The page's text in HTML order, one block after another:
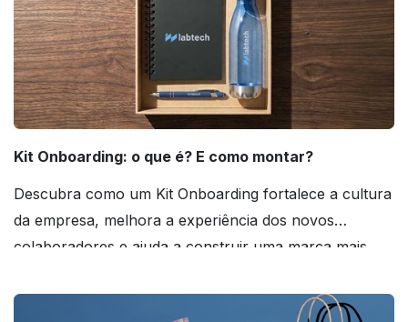
Kit Onboarding: o que é? E como montar?
Descubra como um Kit Onboarding fortalece a cultura
da empresa, melhora a experiência dos novos
colaboradores e ajuda a construir uma marca mais